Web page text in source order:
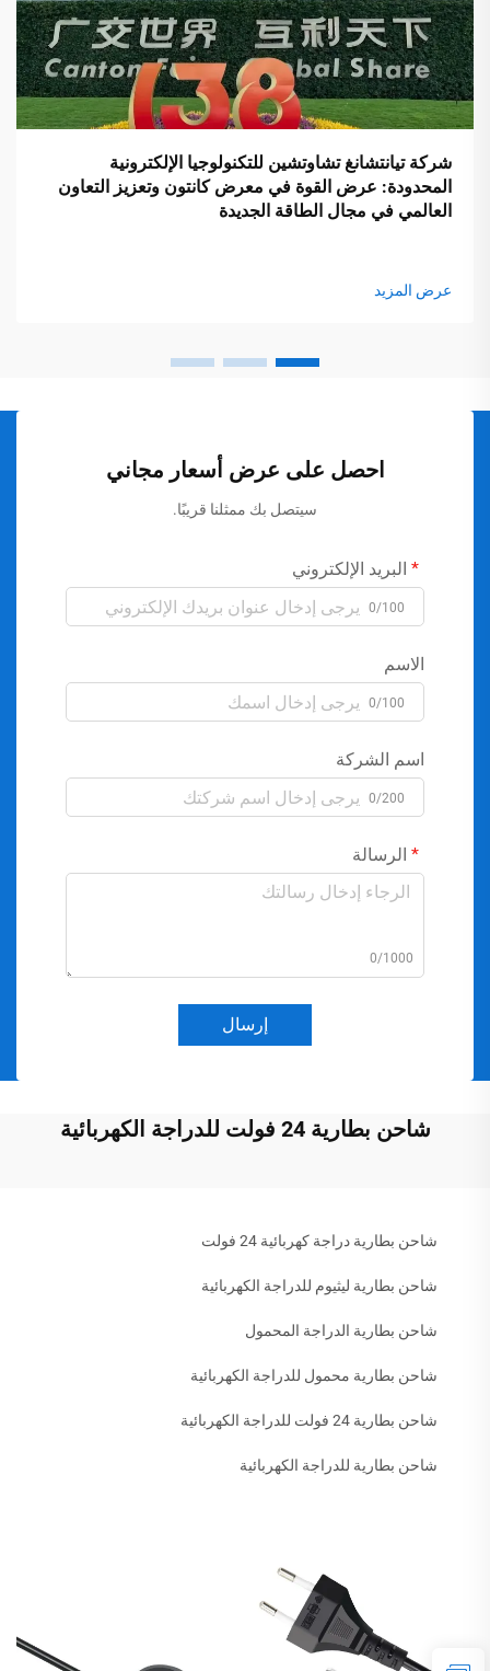
شركة تيانتشانغ تشاوتشين للتكنولوجيا الإلكترونية
المحدودة: عرض القوة في معرض كانتون وتعزيز التعاون
العالمي في مجال الطاقة الجديدة
عرض المزيد
احصل على عرض أسعار مجاني
سيتصل بك ممثلنا قريبًا.
البريد الإلكتروني
0/100
الاسم
0/100
اسم الشركة
0/200
الرسالة
0/1000
إرسال
شاحن بطارية 24 فولت للدراجة الكهربائية
شاحن بطارية دراجة كهربائية 24 فولت
شاحن بطارية ليثيوم للدراجة الكهربائية
شاحن بطارية الدراجة المحمول
شاحن بطارية محمول للدراجة الكهربائية
شاحن بطارية 24 فولت للدراجة الكهربائية
شاحن بطارية للدراجة الكهربائية